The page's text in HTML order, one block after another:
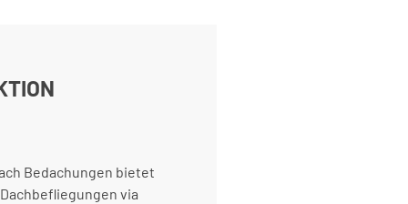
Bedachungen bietet
via